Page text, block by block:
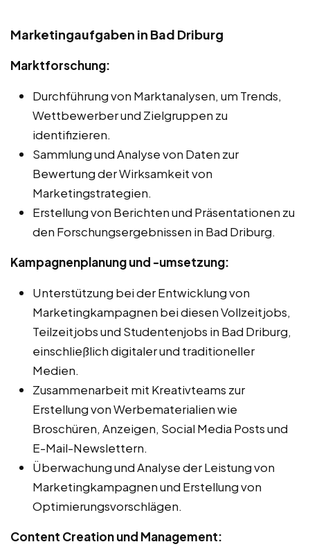
Marketingaufgaben in Bad Driburg
Marktforschung:
Durchführung von Marktanalysen, um Trends,
Wettbewerber und Zielgruppen zu
identifizieren.
Sammlung und Analyse von Daten zur
Bewertung der Wirksamkeit von
Marketingstrategien.
Erstellung von Berichten und Präsentationen zu
den Forschungsergebnissen in Bad Driburg.
Kampagnenplanung und -umsetzung:
Unterstützung bei der Entwicklung von
Marketingkampagnen bei diesen Vollzeitjobs,
Teilzeitjobs und Studentenjobs in Bad Driburg,
einschließlich digitaler und traditioneller
Medien.
Zusammenarbeit mit Kreativteams zur
Erstellung von Werbematerialien wie
Broschüren, Anzeigen, Social Media Posts und
E-Mail-Newslettern.
Überwachung und Analyse der Leistung von
Marketingkampagnen und Erstellung von
Optimierungsvorschlägen.
Content Creation und Management: